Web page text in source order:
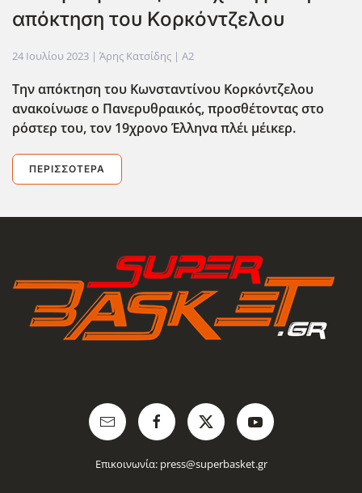
απόκτηση του Κορκόντζελου
24 Ιουλίου 2023 | Άρης Κατσίδης | A2
Την απόκτηση του Κωνσταντίνου Κορκόντζελου
ανακοίνωσε ο Πανερυθραικός, προσθέτοντας στο
ρόστερ του, τον 19χρονο Έλληνα πλέι μέικερ.
ΠΕΡΙΣΣΌΤΕΡΑ
Επικοινωνία: press@superbasket.gr